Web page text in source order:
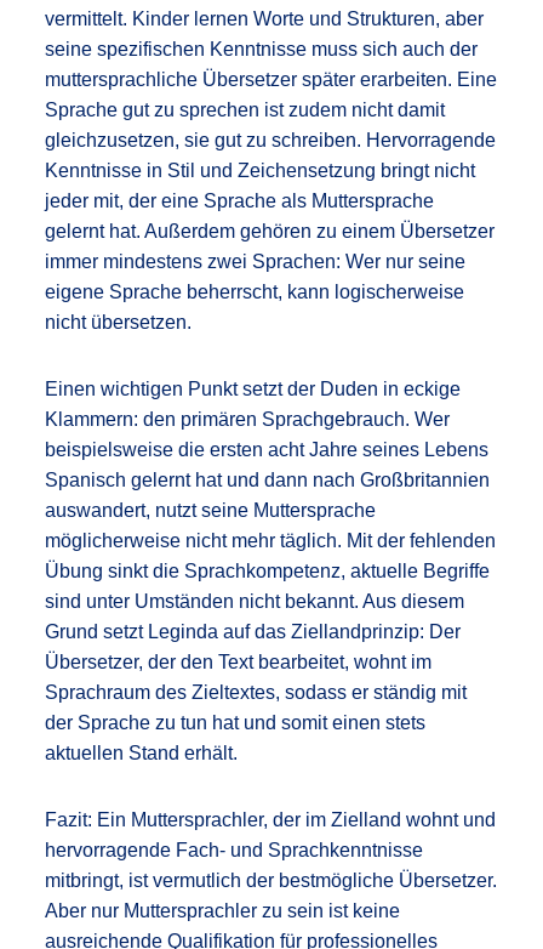
vermittelt. Kinder lernen Worte und Strukturen, aber
seine spezifischen Kenntnisse muss sich auch der
muttersprachliche Übersetzer später erarbeiten. Eine
Sprache gut zu sprechen ist zudem nicht damit
gleichzusetzen, sie gut zu schreiben. Hervorragende
Kenntnisse in Stil und Zeichensetzung bringt nicht
jeder mit, der eine Sprache als Muttersprache
gelernt hat. Außerdem gehören zu einem Übersetzer
immer mindestens zwei Sprachen: Wer nur seine
eigene Sprache beherrscht, kann logischerweise
nicht übersetzen.
Einen wichtigen Punkt setzt der Duden in eckige
Klammern: den primären Sprachgebrauch. Wer
beispielsweise die ersten acht Jahre seines Lebens
Spanisch gelernt hat und dann nach Großbritannien
auswandert, nutzt seine Muttersprache
möglicherweise nicht mehr täglich. Mit der fehlenden
Übung sinkt die Sprachkompetenz, aktuelle Begriffe
sind unter Umständen nicht bekannt. Aus diesem
Grund setzt Leginda auf das Ziellandprinzip: Der
Übersetzer, der den Text bearbeitet, wohnt im
Sprachraum des Zieltextes, sodass er ständig mit
der Sprache zu tun hat und somit einen stets
aktuellen Stand erhält.
Fazit: Ein Muttersprachler, der im Zielland wohnt und
hervorragende Fach- und Sprachkenntnisse
mitbringt, ist vermutlich der bestmögliche Übersetzer.
Aber nur Muttersprachler zu sein ist keine
ausreichende Qualifikation für professionelles